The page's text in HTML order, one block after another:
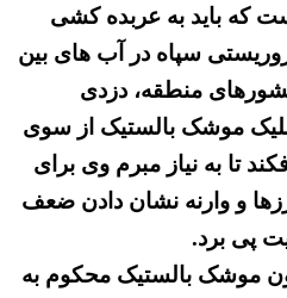
که باید به عربده کشی
سپاه در آب های بین
منطقه، دزدی
شلیک موشک بالستیک از سوی
تا به نیاز مبرم وی برای
و وارنه نشان دادن ضعف
پی برد.
موشک بالستیک محکوم به